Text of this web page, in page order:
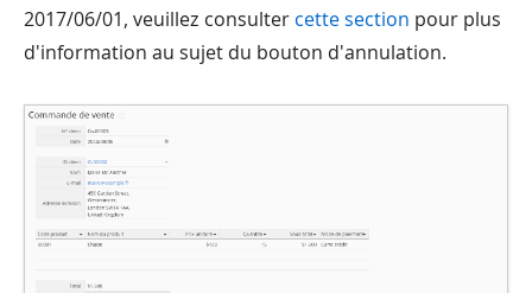
2017/06/01, veuillez consulter cette section pour plus
d'information au sujet du bouton d'annulation.